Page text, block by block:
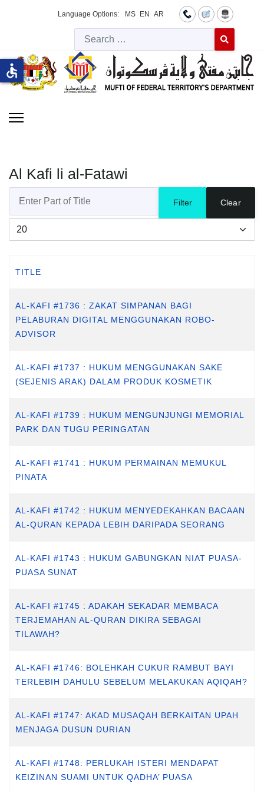
Language Options: MS EN AR
Type 2 or
Al Kafi li al-Fatawi
Filter Clear
Display #
TITLE
AL-KAFI #1736 : ZAKAT SIMPANAN BAGI
PELABURAN DIGITAL MENGGUNAKAN ROBO-
ADVISOR
AL-KAFI #1737 : HUKUM MENGGUNAKAN SAKE
(SEJENIS ARAK) DALAM PRODUK KOSMETIK
AL-KAFI #1739 : HUKUM MENGUNJUNGI MEMORIAL
PARK DAN TUGU PERINGATAN
AL-KAFI #1741 : HUKUM PERMAINAN MEMUKUL
PINATA
AL-KAFI #1742 : HUKUM MENYEDEKAHKAN BACAAN
AL-QURAN KEPADA LEBIH DARIPADA SEORANG
AL-KAFI #1743 : HUKUM GABUNGKAN NIAT PUASA-
PUASA SUNAT
AL-KAFI #1745 : ADAKAH SEKADAR MEMBACA
TERJEMAHAN AL-QURAN DIKIRA SEBAGAI
TILAWAH?
AL-KAFI #1746: BOLEHKAH CUKUR RAMBUT BAYI
TERLEBIH DAHULU SEBELUM MELAKUKAN AQIQAH?
AL-KAFI #1747: AKAD MUSAQAH BERKAITAN UPAH
MENJAGA DUSUN DURIAN
AL-KAFI #1748: PERLUKAH ISTERI MENDAPAT
KEIZINAN SUAMI UNTUK QADHA’ PUASA
accessible